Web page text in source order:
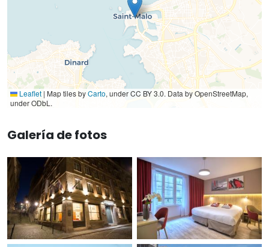
Leaflet | Map tiles byCarto, under CC BY 3.0. Data by OpenStreetMap,
under ODbL.
Galería de fotos